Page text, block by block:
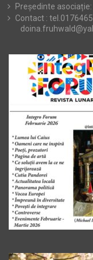
Președinte
Contact :